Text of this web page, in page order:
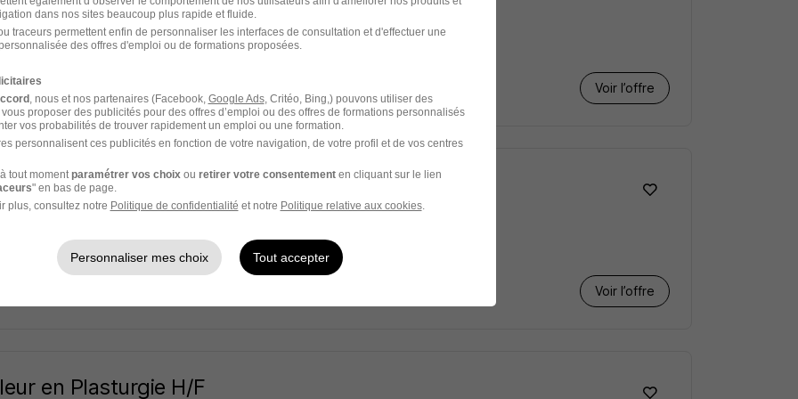
sur-Isère - 26 Indépendant Travail de jour
Voir l’offre
jours
d'Officine Intérim H/F
Super recruteur
sur-Isère - 26 Intérim 31,46 - 37,51 € / heure 1 mois
Voir l’offre
en Plasturgie H/F
dans nos sites beaucoup plus rapide et fluide.
traceurs permettent enfin de personnaliser les interfaces de consultation et d'effectuer une
des offres d'emploi ou de formations proposées.
, nous et nos partenaires (Facebook, Google Ads, Critéo, Bing,) pouvons utiliser des
proposer des publicités pour des offres d’emploi ou des offres de formations personnalisés
vos probabilités de trouver rapidement un emploi ou une formation.
personnalisent ces publicités en fonction de votre navigation, de votre profil et de vos centres
tout moment paramétrer vos choix ou retirer votre consentementen cliquant sur le lien
" en bas de page.
plus, consultez notre Politique de confidentialité et notre Politique relative aux cookies.
Personnaliser mes choix Tout accepter